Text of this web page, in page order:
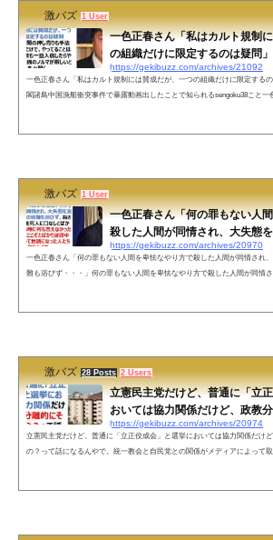
激バズ 1 User
一色正春さん「私はカルト規制
の組織だけに限定するのは疑問」
https://gekibuzz.com/archives/21092
一色正春さん「私はカルト規制には賛成だが、一つの組織だけに限定する
閣諸島中国漁船衝突事件で暴露動画出したことで知られるsengoku38こと一
激バズ 1 User
一色正春さん「何の罪もない人
殺した人間が同情され、大失態
https://gekibuzz.com/archives/20970
一色正春さん「何の罪もない人間を卑怯なやり方で殺した人間が同情され
難も浴びず・・・」何の罪もない人間を卑怯なやり方で殺した人間が同情
激バズ 28 Posts 2 Users
立憲民主党だけど、普通に「立
おいては協力関係だけど、政教
https://gekibuzz.com/archives/20974
立憲民主党だけど、普通に「立正佼成会」と選挙においては協力関係だけ
の？って話になるんやで。統一教会と自民党との関係がメディアによって